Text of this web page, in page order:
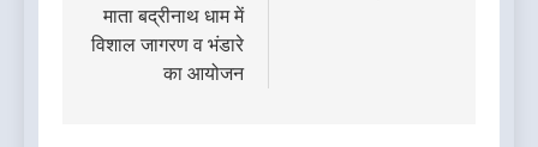
माता बद्रीनाथ धाम में
विशाल जागरण व भंडारे
का आयोजन